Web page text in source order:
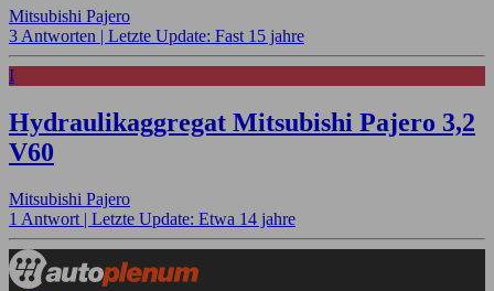
Mitsubishi Pajero
3 Antworten | Letzte Update: Fast 15 jahre
I
Hydraulikaggregat Mitsubishi Pajero 3,2
V60
Mitsubishi Pajero
1 Antwort | Letzte Update: Etwa 14 jahre